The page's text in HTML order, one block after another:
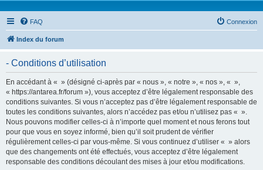
FAQ Connexion
Index du forum
- Conditions d’utilisation
En accédant à « » (désigné ci-après par « nous », « notre », « nos », « »,
« https://antarea.fr/forum »), vous acceptez d’être légalement responsable des
conditions suivantes. Si vous n’acceptez pas d’être légalement responsable de
toutes les conditions suivantes, alors n’accédez pas et/ou n’utilisez pas « ».
Nous pouvons modifier celles-ci à n’importe quel moment et nous ferons tout
pour que vous en soyez informé, bien qu’il soit prudent de vérifier
régulièrement celles-ci par vous-même. Si vous continuez d’utiliser « » alors
que des changements ont été effectués, vous acceptez d’être légalement
responsable des conditions découlant des mises à jour et/ou modifications.